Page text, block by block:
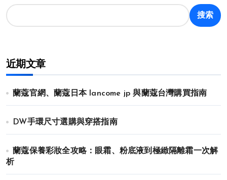
搜索
近期文章
蘭蔻官網、蘭蔻日本 lancome jp 與蘭蔻台灣購買指南
DW手環尺寸選購與穿搭指南
蘭蔻保養彩妝全攻略：眼霜、粉底液到極緻隔離霜一次解
析